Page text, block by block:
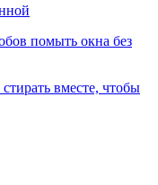
помыть окна без
вместе, чтобы